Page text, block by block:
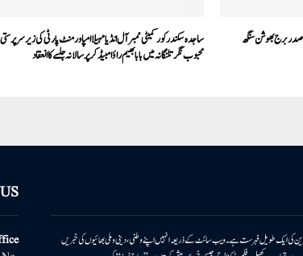
برج بھوشن سنگھ
ساجدہ سکندر کور کمیٹی ممبر آل انڈیا مہیلا امپاورمنٹ پارٹی کی زیر سرپرستی
محبوب نگر تلنگانہ میں بابا بھیم راؤ امبیڈکر پر سالانہ جلسے کا انعقاد
کی ایک طویل فہرست ہے۔ ویب سائٹ کے ذریعہ انہیں اپنے وطنی، دینی وملی بھائیوں کی خبریں